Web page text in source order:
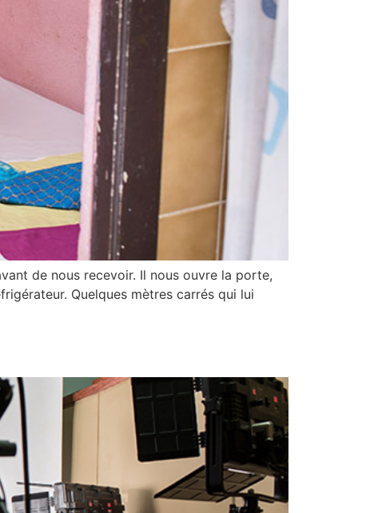
de nous recevoir. Il nous ouvre la porte,
Quelques mètres carrés qui lui